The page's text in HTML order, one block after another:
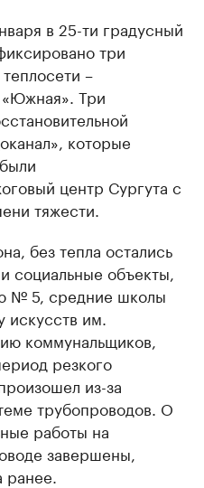
в 25-ти градусный
три
–
«Южная». Три
которые
центр Сургута с
тяжести.
без тепла остались
социальные объекты,
№ 5, средние школы
им.
коммунальщиков,
резкого
из-за
трубопроводов. О
работы на
завершены,